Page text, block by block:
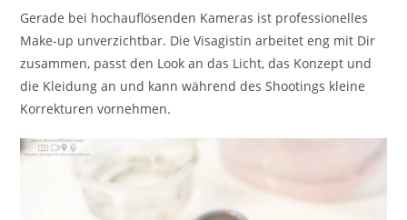
Gerade bei hochauflösenden Kameras ist professionelles
Make-up unverzichtbar. Die Visagistin arbeitet eng mit Dir
zusammen, passt den Look an das Licht, das Konzept und
die Kleidung an und kann während des Shootings kleine
Korrekturen vornehmen.